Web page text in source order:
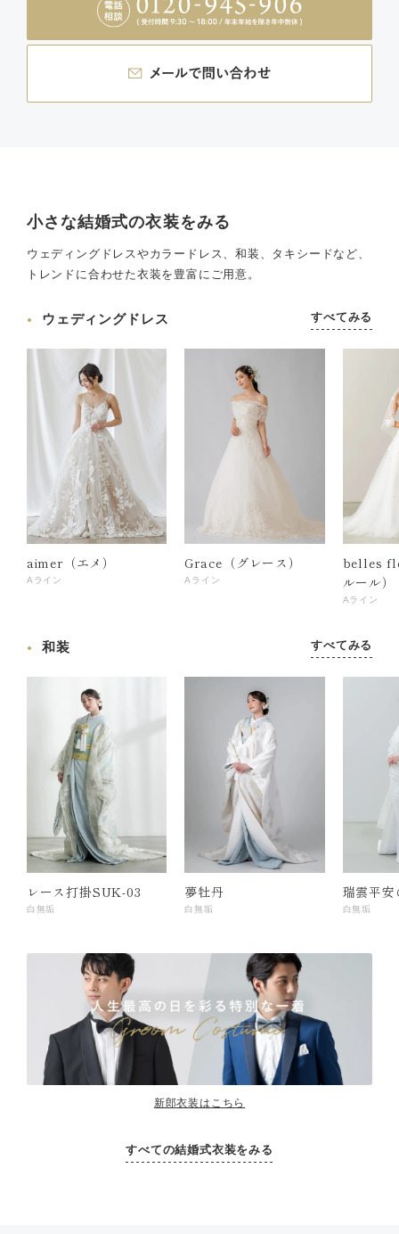
小さな結婚式の衣装をみる
ウェディングドレスやカラードレス、和装、タキシードなど、
トレンドに合わせた衣装を豊富にご用意。
ウェディングドレス すべてみる
aimer（エメ）
Aライン
Grace（グレース）
Aライン
belles
ルール）
Aライン
和装 すべてみる
レース打掛SUK-03
白無垢
夢牡丹
白無垢
瑞雲平安
白無垢
新郎衣装はこちら
すべての結婚式衣装をみる